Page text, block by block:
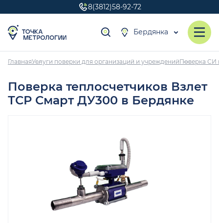
8(3812)58-92-72
Бердянка
ГлавнаяУслуги поверки для организаций и учрежденийПоверка СИ
Поверка теплосчетчиков Взлет
ТСР Смарт ДУ300 в Бердянке